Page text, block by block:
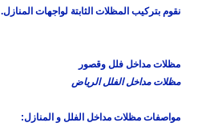
نقوم بتركيب المظلات الثابتة لواجهات المنازل.
مظلات مداخل فلل وقصور
مظلات مداخل الفلل الرياض
مواصفات مظلات مداخل الفلل و المنازل: